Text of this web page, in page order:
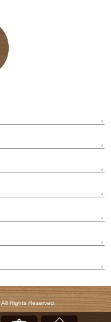
All Rights Reserved.